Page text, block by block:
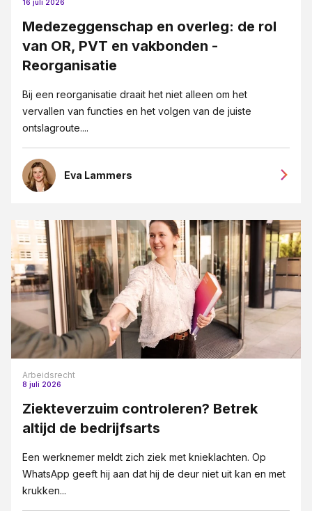
16 juli 2026
Medezeggenschap en overleg: de rol
van OR, PVT en vakbonden -
Reorganisatie
Bij een reorganisatie draait het niet alleen om het
vervallen van functies en het volgen van de juiste
ontslagroute....
Eva Lammers
Arbeidsrecht
8 juli 2026
Ziekteverzuim controleren? Betrek
altijd de bedrijfsarts
Een werknemer meldt zich ziek met knieklachten. Op
WhatsApp geeft hij aan dat hij de deur niet uit kan en met
krukken...